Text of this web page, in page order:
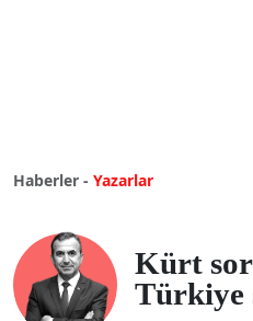
Haberler - Yazarlar
Kürt
Türkiye